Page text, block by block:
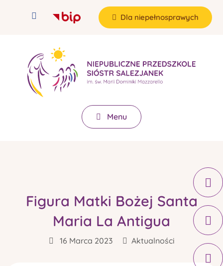
Dla niepełnosprawych
Menu
Figura Matki Bożej Santa
Maria La Antigua
16 Marca 2023 Aktualności